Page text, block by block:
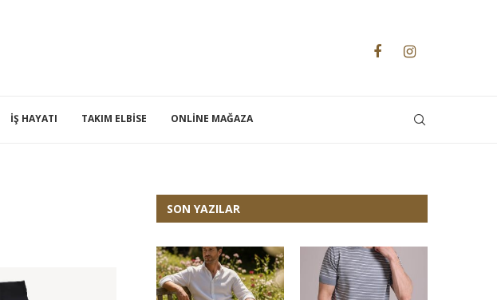
İŞ HAYATI TAKIM ELBISE ONLINE MAĞAZA
SON YAZILAR